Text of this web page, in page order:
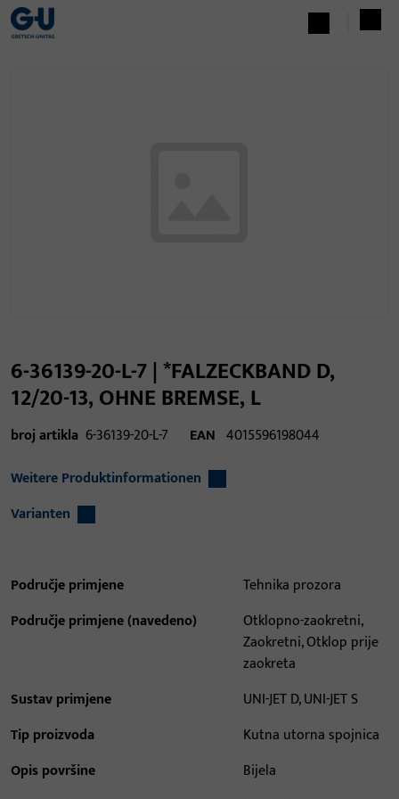
6-36139-20-L-7 | *FALZECKBAND D,
12/20-13, OHNE BREMSE, L
broj artikla 6-36139-20-L-7 EAN 4015596198044
Weitere Produktinformationen
Varianten
Područje primjene
Tehnika prozora
Područje primjene (navedeno)
Otklopno-zaokretni,
Zaokretni, Otklop prije
zaokreta
Sustav primjene
UNI-JET D, UNI-JET S
Tip proizvoda
Kutna utorna spojnica
Opis površine
Bijela